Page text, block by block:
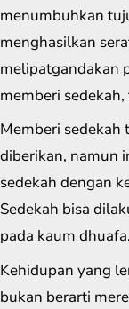
menumbuhkan
menghasilkan
melipatgandakan
memberi
Memberi sedekah
diberikan, namun
sedekah dengan
Sedekah bisa
pada kaum dhuafa.
Kehidupan yang
bukan berarti